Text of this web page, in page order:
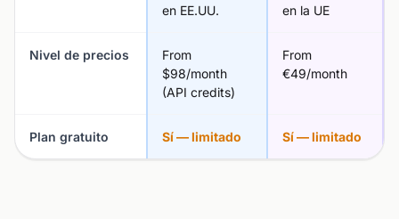
en EE.UU.
en la UE
Nivel de precios
From
$98/month
(API credits)
From
€49/month
Plan gratuito Sí — limitado Sí — limitado